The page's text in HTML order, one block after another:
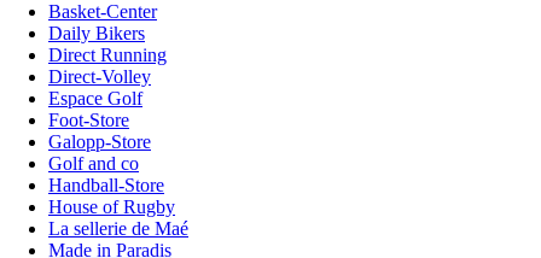
Basket-Center
Daily Bikers
Direct Running
Direct-Volley
Espace Golf
Foot-Store
Galopp-Store
Golf and co
Handball-Store
House of Rugby
La sellerie de Maé
Made in Paradis